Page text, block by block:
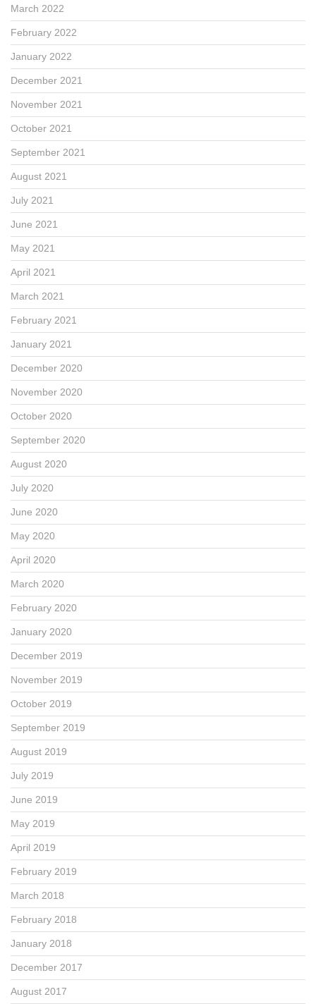
March 2022
February 2022
January 2022
December 2021
November 2021
October 2021
September 2021
August 2021
July 2021
June 2021
May 2021
April 2021
March 2021
February 2021
January 2021
December 2020
November 2020
October 2020
September 2020
August 2020
July 2020
June 2020
May 2020
April 2020
March 2020
February 2020
January 2020
December 2019
November 2019
October 2019
September 2019
August 2019
July 2019
June 2019
May 2019
April 2019
February 2019
March 2018
February 2018
January 2018
December 2017
August 2017